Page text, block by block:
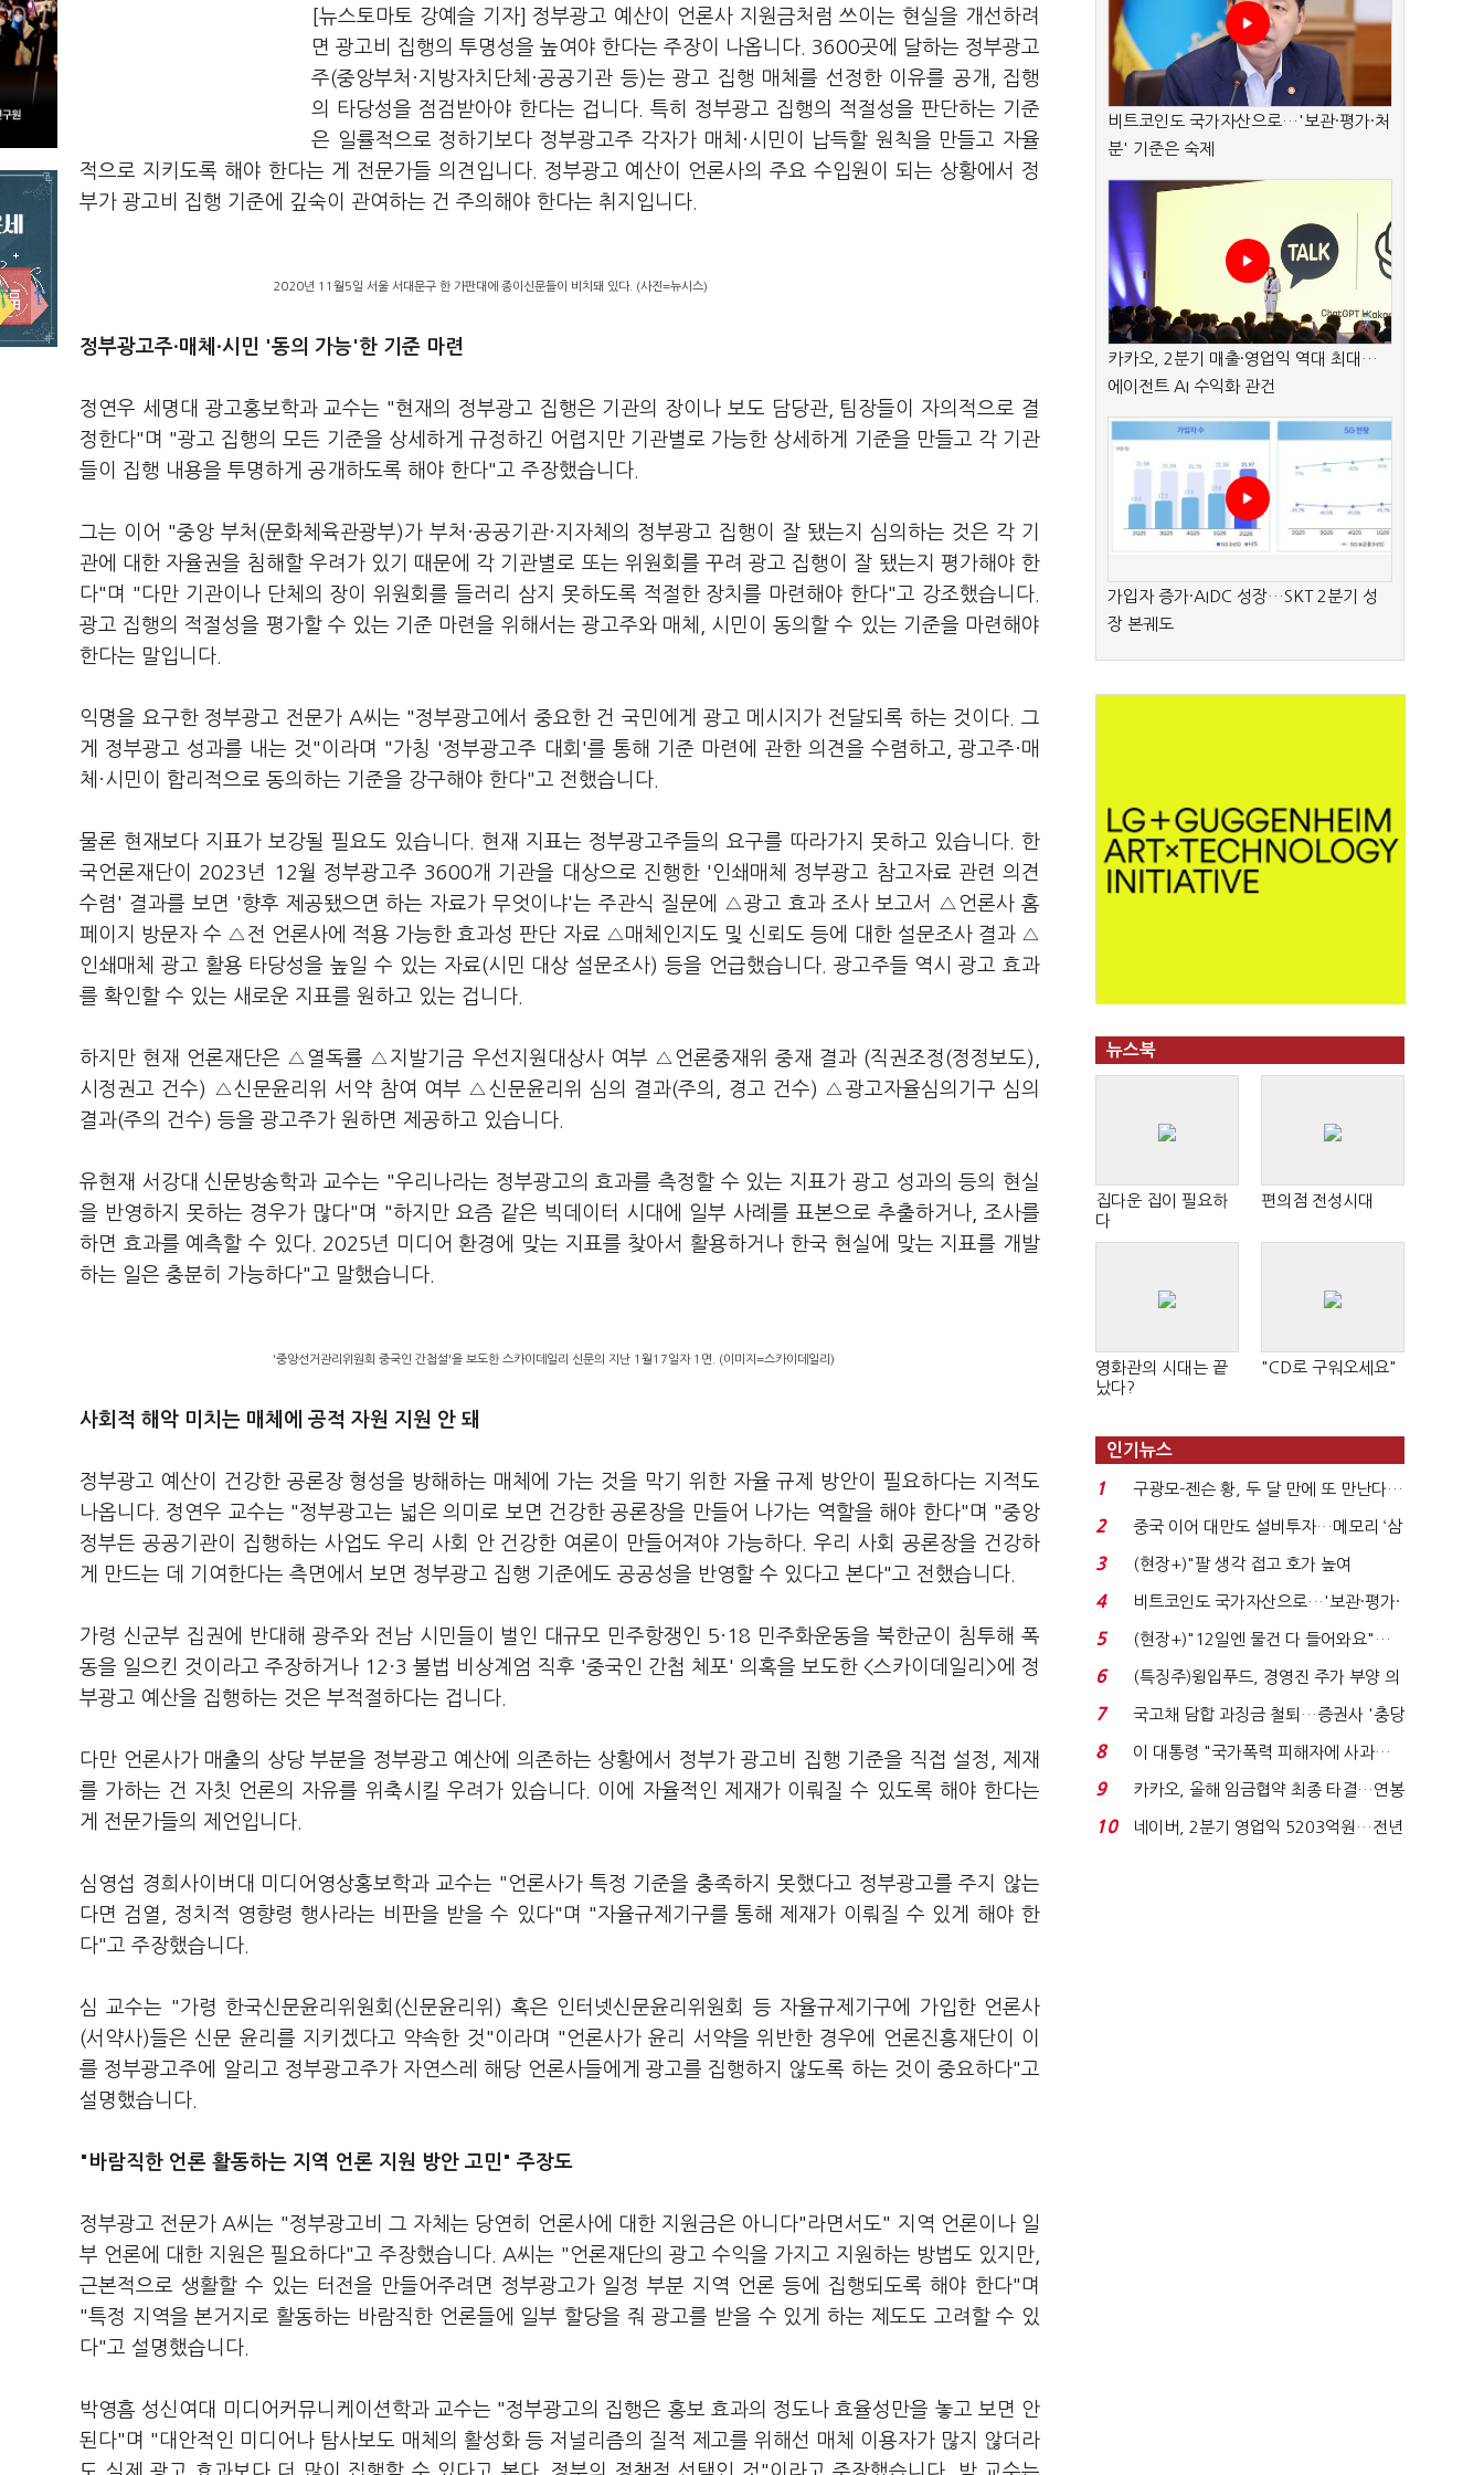
[뉴스토마토 강예슬 기자] 정부광고 예산이 언론사 지원금처럼 쓰이는 현실을 개선하려
면 광고비 집행의 투명성을 높여야 한다는 주장이 나옵니다. 3600곳에 달하는 정부광고
주(중앙부처·지방자치단체·공공기관 등)는 광고 집행 매체를 선정한 이유를 공개, 집행
의 타당성을 점검받아야 한다는 겁니다. 특히 정부광고 집행의 적절성을 판단하는 기준
은 일률적으로 정하기보다 정부광고주 각자가 매체·시민이 납득할 원칙을 만들고 자율
적으로 지키도록 해야 한다는 게 전문가들 의견입니다. 정부광고 예산이 언론사의 주요 수입원이 되는 상황에서 정
부가 광고비 집행 기준에 깊숙이 관여하는 건 주의해야 한다는 취지입니다.
2020년 11월5일 서울 서대문구 한 가판대에 종이신문들이 비치돼 있다. (사진=뉴시스)
정부광고주·매체·시민 '동의 가능'한 기준 마련
정연우 세명대 광고홍보학과 교수는 "현재의 정부광고 집행은 기관의 장이나 보도 담당관, 팀장들이 자의적으로 결
정한다"며 "광고 집행의 모든 기준을 상세하게 규정하긴 어렵지만 기관별로 가능한 상세하게 기준을 만들고 각 기관
들이 집행 내용을 투명하게 공개하도록 해야 한다"고 주장했습니다.
그는 이어 "중앙 부처(문화체육관광부)가 부처·공공기관·지자체의 정부광고 집행이 잘 됐는지 심의하는 것은 각 기
관에 대한 자율권을 침해할 우려가 있기 때문에 각 기관별로 또는 위원회를 꾸려 광고 집행이 잘 됐는지 평가해야 한
다"며 "다만 기관이나 단체의 장이 위원회를 들러리 삼지 못하도록 적절한 장치를 마련해야 한다"고 강조했습니다.
광고 집행의 적절성을 평가할 수 있는 기준 마련을 위해서는 광고주와 매체, 시민이 동의할 수 있는 기준을 마련해야
한다는 말입니다.
익명을 요구한 정부광고 전문가 A씨는 "정부광고에서 중요한 건 국민에게 광고 메시지가 전달되록 하는 것이다. 그
게 정부광고 성과를 내는 것"이라며 "가칭 '정부광고주 대회'를 통해 기준 마련에 관한 의견을 수렴하고, 광고주·매
체·시민이 합리적으로 동의하는 기준을 강구해야 한다"고 전했습니다.
물론 현재보다 지표가 보강될 필요도 있습니다. 현재 지표는 정부광고주들의 요구를 따라가지 못하고 있습니다. 한
국언론재단이 2023년 12월 정부광고주 3600개 기관을 대상으로 진행한 '인쇄매체 정부광고 참고자료 관련 의견
수렴' 결과를 보면 '향후 제공됐으면 하는 자료가 무엇이냐'는 주관식 질문에 △광고 효과 조사 보고서 △언론사 홈
페이지 방문자 수 △전 언론사에 적용 가능한 효과성 판단 자료 △매체인지도 및 신뢰도 등에 대한 설문조사 결과 △
인쇄매체 광고 활용 타당성을 높일 수 있는 자료(시민 대상 설문조사) 등을 언급했습니다. 광고주들 역시 광고 효과
를 확인할 수 있는 새로운 지표를 원하고 있는 겁니다.
하지만 현재 언론재단은 △열독률 △지발기금 우선지원대상사 여부 △언론중재위 중재 결과 (직권조정(정정보도),
시정권고 건수) △신문윤리위 서약 참여 여부 △신문윤리위 심의 결과(주의, 경고 건수) △광고자율심의기구 심의
결과(주의 건수) 등을 광고주가 원하면 제공하고 있습니다.
유현재 서강대 신문방송학과 교수는 "우리나라는 정부광고의 효과를 측정할 수 있는 지표가 광고 성과의 등의 현실
을 반영하지 못하는 경우가 많다"며 "하지만 요즘 같은 빅데이터 시대에 일부 사례를 표본으로 추출하거나, 조사를
하면 효과를 예측할 수 있다. 2025년 미디어 환경에 맞는 지표를 찾아서 활용하거나 한국 현실에 맞는 지표를 개발
하는 일은 충분히 가능하다"고 말했습니다.
'중앙선거관리위원회 중국인 간첩설'을 보도한 스카이데일리 신문의 지난 1월17일자 1면. (이미지=스카이데일리)
사회적 해악 미치는 매체에 공적 자원 지원 안 돼
정부광고 예산이 건강한 공론장 형성을 방해하는 매체에 가는 것을 막기 위한 자율 규제 방안이 필요하다는 지적도
나옵니다. 정연우 교수는 "정부광고는 넓은 의미로 보면 건강한 공론장을 만들어 나가는 역할을 해야 한다"며 "중앙
정부든 공공기관이 집행하는 사업도 우리 사회 안 건강한 여론이 만들어져야 가능하다. 우리 사회 공론장을 건강하
게 만드는 데 기여한다는 측면에서 보면 정부광고 집행 기준에도 공공성을 반영할 수 있다고 본다"고 전했습니다.
가령 신군부 집권에 반대해 광주와 전남 시민들이 벌인 대규모 민주항쟁인 5·18 민주화운동을 북한군이 침투해 폭
동을 일으킨 것이라고 주장하거나 12·3 불법 비상계엄 직후 '중국인 간첩 체포' 의혹을 보도한 <스카이데일리>에 정
부광고 예산을 집행하는 것은 부적절하다는 겁니다.
다만 언론사가 매출의 상당 부분을 정부광고 예산에 의존하는 상황에서 정부가 광고비 집행 기준을 직접 설정, 제재
를 가하는 건 자칫 언론의 자유를 위축시킬 우려가 있습니다. 이에 자율적인 제재가 이뤄질 수 있도록 해야 한다는
게 전문가들의 제언입니다.
심영섭 경희사이버대 미디어영상홍보학과 교수는 "언론사가 특정 기준을 충족하지 못했다고 정부광고를 주지 않는
다면 검열, 정치적 영향령 행사라는 비판을 받을 수 있다"며 "자율규제기구를 통해 제재가 이뤄질 수 있게 해야 한
다"고 주장했습니다.
심 교수는 "가령 한국신문윤리위원회(신문윤리위) 혹은 인터넷신문윤리위원회 등 자율규제기구에 가입한 언론사
(서약사)들은 신문 윤리를 지키겠다고 약속한 것"이라며 "언론사가 윤리 서약을 위반한 경우에 언론진흥재단이 이
를 정부광고주에 알리고 정부광고주가 자연스레 해당 언론사들에게 광고를 집행하지 않도록 하는 것이 중요하다"고
설명했습니다.
"바람직한 언론 활동하는 지역 언론 지원 방안 고민" 주장도
정부광고 전문가 A씨는 "정부광고비 그 자체는 당연히 언론사에 대한 지원금은 아니다"라면서도" 지역 언론이나 일
부 언론에 대한 지원은 필요하다"고 주장했습니다. A씨는 "언론재단의 광고 수익을 가지고 지원하는 방법도 있지만,
근본적으로 생활할 수 있는 터전을 만들어주려면 정부광고가 일정 부분 지역 언론 등에 집행되도록 해야 한다"며
"특정 지역을 본거지로 활동하는 바람직한 언론들에 일부 할당을 줘 광고를 받을 수 있게 하는 제도도 고려할 수 있
다"고 설명했습니다.
박영흠 성신여대 미디어커뮤니케이션학과 교수는 "정부광고의 집행은 홍보 효과의 정도나 효율성만을 놓고 보면 안
된다"며 "대안적인 미디어나 탐사보도 매체의 활성화 등 저널리즘의 질적 제고를 위해선 매체 이용자가 많지 않더라
비트코인도 국가자산으로…'보관·평가·처
분' 기준은 숙제
카카오, 2분기 매출·영업익 역대 최대…
에이전트 AI 수익화 관건
가입자 증가·AIDC 성장…SKT 2분기 성
장 본궤도
뉴스북
집다운 집이 필요하
다
편의점 전성시대
영화관의 시대는 끝
났다?
"CD로 구워오세요"
인기뉴스
1
구광모-젠슨 황, 두 달 만에 또 만난다…
로봇·AI 등 논...
2
중국 이어 대만도 설비투자…메모리 ‘삼
국전쟁’
3
(현장+)"팔 생각 접고 호가 높여
요"…'덜 똘똘한 한 채' 20...
4
비트코인도 국가자산으로…'보관·평가·
처분' 기준은 ...
5
(현장+)"12일엔 물건 다 들어와요"…
빈 매대 채우며 문 연 ...
6
(특징주)윙입푸드, 경영진 주가 부양 의
지에 상한가...
7
국고채 담합 과징금 철퇴…증권사 '충당
금 폭탄' 우려...
8
이 대통령 "국가폭력 피해자에 사과…
적극적 조사로 진...
9
카카오, 올해 임금협약 최종 타결…연봉
6.3% 인상·격려...
10
네이버, 2분기 영업익 5203억원…전년